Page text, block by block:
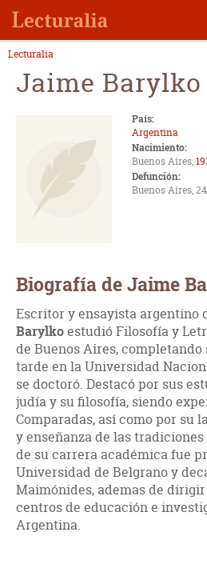
Lecturalia
Jaime Barylko
País:
Argentina
Nacimiento:
Buenos Aires,
Defunción:
Buenos Aires,
Biografía de Jaime
Escritor y ensayista argentino
Barylkoestudió Filosofía y
de Buenos Aires,
tarde en la Universidad
se doctoró. Destacó por sus
judía y su filosofía, siendo
Comparadas, así como por su
y enseñanza de las
de su carrera académica fue
Universidad de Belgrano y
Maimónides, ademas de
centros de educación e
Argentina.